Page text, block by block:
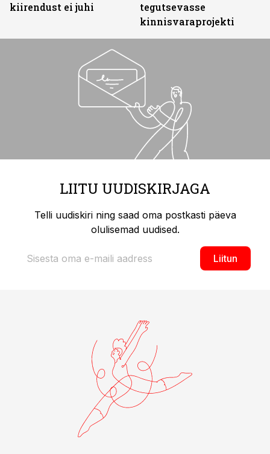
kiirendust ei juhi
tegutsevasse
kinnisvaraprojekti
LIITU UUDISKIRJAGA
Telli uudiskiri ning saad oma postkasti päeva
olulisemad uudised.
Liitun